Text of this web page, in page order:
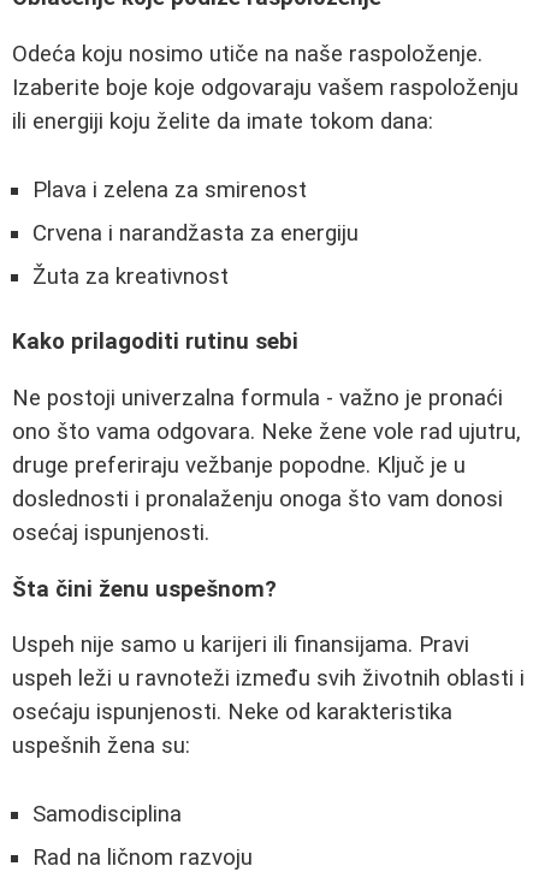
Odeća koju nosimo utiče na naše raspoloženje.
Izaberite boje koje odgovaraju vašem raspoloženju
ili energiji koju želite da imate tokom dana:
Plava i zelena za smirenost
Crvena i narandžasta za energiju
Žuta za kreativnost
Kako prilagoditi rutinu sebi
Ne postoji univerzalna formula - važno je pronaći
ono što vama odgovara. Neke žene vole rad ujutru,
druge preferiraju vežbanje popodne. Ključ je u
doslednosti i pronalaženju onoga što vam donosi
osećaj ispunjenosti.
Šta čini ženu uspešnom?
Uspeh nije samo u karijeri ili finansijama. Pravi
uspeh leži u ravnoteži između svih životnih oblasti i
osećaju ispunjenosti. Neke od karakteristika
uspešnih žena su:
Samodisciplina
Rad na ličnom razvoju